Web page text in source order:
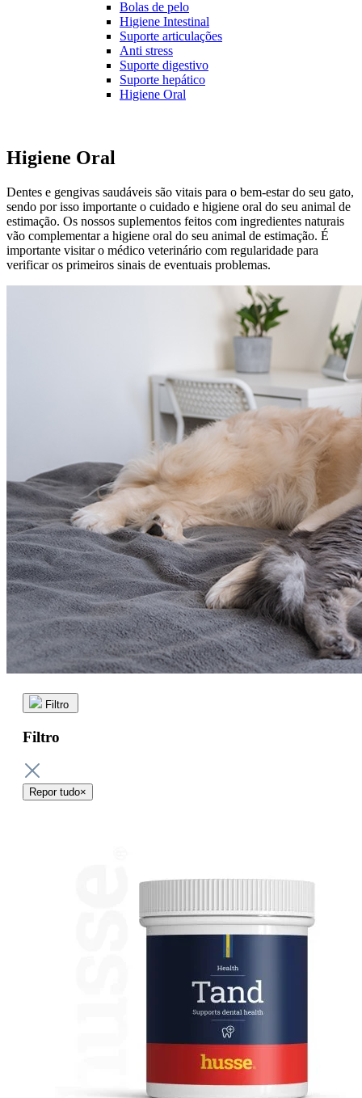
Bolas de pelo
Higiene Intestinal
Suporte articulações
Anti stress
Suporte digestivo
Suporte hepático
Higiene Oral
Higiene Oral
Dentes e gengivas saudáveis são vitais para o bem-estar do seu gato,
sendo por isso importante o cuidado e higiene oral do seu animal de
estimação. Os nossos suplementos feitos com ingredientes naturais
vão complementar a higiene oral do seu animal de estimação. É
importante visitar o médico veterinário com regularidade para
verificar os primeiros sinais de eventuais problemas.
Filtro
Filtro
Repor tudo×